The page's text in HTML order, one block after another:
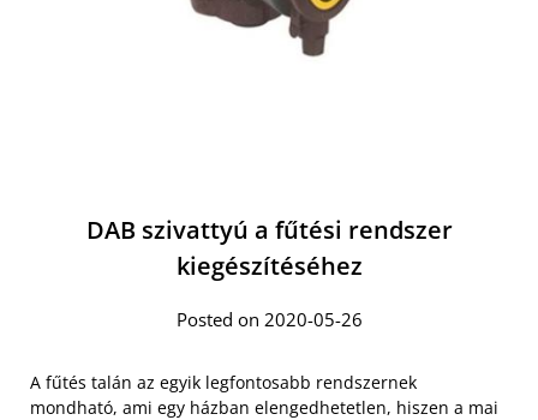
DAB szivattyú a fűtési rendszer
kiegészítéséhez
Posted on 2020-05-26
A fűtés talán az egyik legfontosabb rendszernek
mondható, ami egy házban elengedhetetlen, hiszen a mai